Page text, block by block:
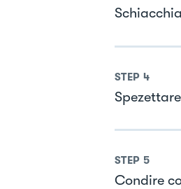
STEP 4
STEP 5
Condire